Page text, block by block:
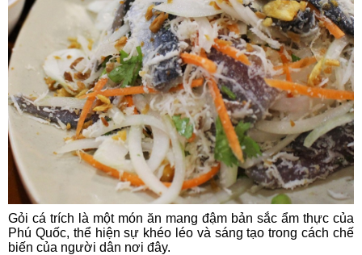
Gỏi cá trích là một món ăn mang đậm bản sắc ẩm thực của
Phú Quốc, thể hiện sự khéo léo và sáng tạo trong cách chế
biến của người dân nơi đây.